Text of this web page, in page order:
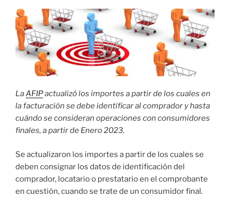
LaAFIPactualizó los importes a partir de los cuales en
la facturación se debe identificar al comprador y hasta
cuándo se consideran operaciones con consumidores
finales, a partir de Enero 2023.
Se actualizaron los importes a partir de los cuales se
deben consignar los datos de identificación del
comprador, locatario o prestatario en el comprobante
en cuestión, cuando se trate de un consumidor final.